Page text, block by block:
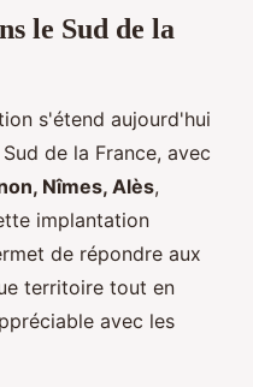
le Sud de la
s'étend aujourd'hui
de la France, avec
Nîmes, Alès,
implantation
de répondre aux
territoire tout en
avec les